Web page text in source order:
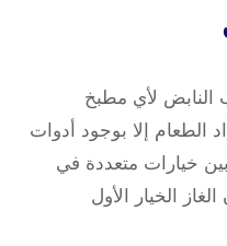
النابض لأي مطبخ
الطعام إلا بوجود أدوات
خيارات متعددة في
الخيار الأول